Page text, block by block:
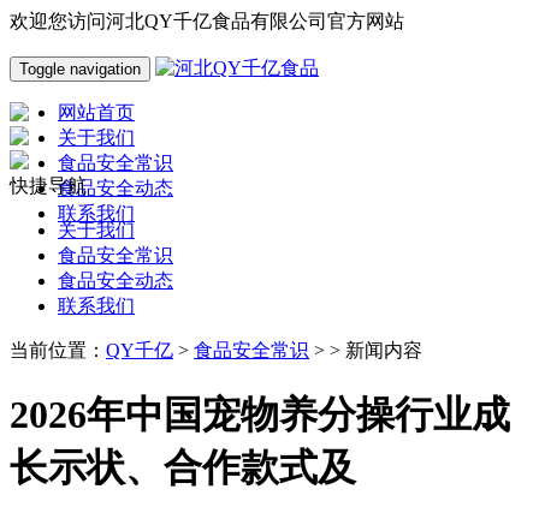
欢迎您访问河北QY千亿食品有限公司官方网站
Toggle navigation
网站首页
关于我们
食品安全常识
食品安全动态
联系我们
快捷导航
关于我们
食品安全常识
食品安全动态
联系我们
当前位置： QY千亿 > 食品安全常识 > > 新闻内容
2026年中国宠物养分操行业成
长示状、合作款式及